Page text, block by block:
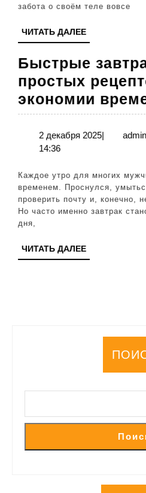
забота о своём теле вовсе
ЧИТАТЬ ДАЛЕЕЧИТАТЬ
ДАЛЕЕ
Быстрые
простых
экономии
2 декабря 20252| admin
14:36
Каждое утро для многих мужчин — это гонка со
временем. Проснулся,
проверить почту и, конечно,
Но часто именно завтрак
дня,
ЧИТАТЬ ДАЛЕЕЧИТАТЬ
ДАЛЕЕ